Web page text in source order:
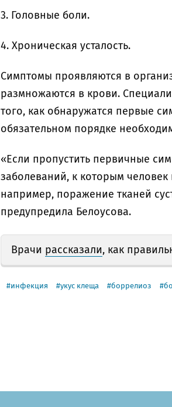
3. Головные боли.
4. Хроническая усталость.
Симптомы проявляются в
размножаются в крови.
того, как обнаружатся первые
обязательном порядке
«Если пропустить первичные
заболеваний, к которым
например, поражение тканей
предупредила Белоусова.
Врачи рассказали, как
инфекция укус клеща боррелиоз